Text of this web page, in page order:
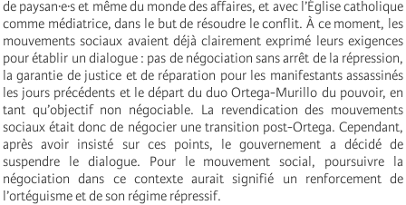
de paysan·e·s et même du monde des affaires, et avec l’Église catholique
comme médiatrice, dans le but de résoudre le conflit. À ce moment, les
mouvements sociaux avaient déjà clairement exprimé leurs exigences
pour établir un dialogue : pas de négociation sans arrêt de la répression,
la garantie de justice et de réparation pour les manifestants assassinés
les jours précédents et le départ du duo Ortega-Murillo du pouvoir, en
tant qu’objectif non négociable. La revendication des mouvements
sociaux était donc de négocier une transition post-Ortega. Cependant,
après avoir insisté sur ces points, le gouvernement a décidé de
suspendre le dialogue. Pour le mouvement social, poursuivre la
négociation dans ce contexte aurait signifié un renforcement de
l’ortéguisme et de son régime répressif.